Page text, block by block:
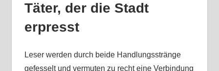
Täter, der die Stadt
erpresst
Leser werden durch beide Handlungsstränge
gefesselt und vermuten zu recht eine Verbindung